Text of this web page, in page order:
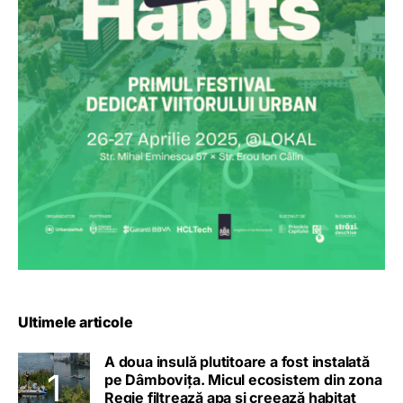
Ultimele articole
A doua insulă plutitoare a fost instalată
pe Dâmbovița. Micul ecosistem din zona
Regie filtrează apa și creează habitat